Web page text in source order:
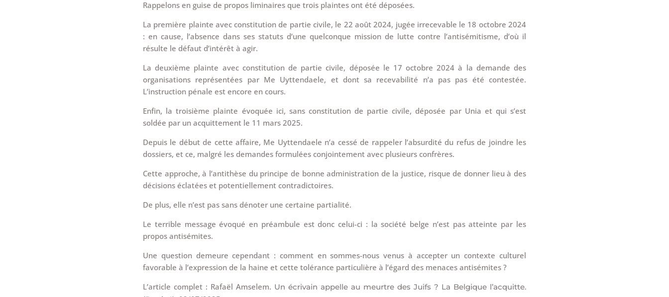
Rappelons en guise de propos liminaires que trois plaintes ont été déposées.
La première plainte avec constitution de partie civile, le 22 août 2024, jugée irrecevable le 18 octobre 2024
: en cause, l’absence dans ses statuts d’une quelconque mission de lutte contre l’antisémitisme, d’où il
résulte le défaut d’intérêt à agir.
La deuxième plainte avec constitution de partie civile, déposée le 17 octobre 2024 à la demande des
organisations représentées par Me Uyttendaele, et dont sa recevabilité n’a pas pas été contestée.
L’instruction pénale est encore en cours.
Enfin, la troisième plainte évoquée ici, sans constitution de partie civile, déposée par Unia et qui s’est
soldée par un acquittement le 11 mars 2025.
Depuis le début de cette affaire, Me Uyttendaele n’a cessé de rappeler l’absurdité du refus de joindre les
dossiers, et ce, malgré les demandes formulées conjointement avec plusieurs confrères.
Cette approche, à l’antithèse du principe de bonne administration de la justice, risque de donner lieu à des
décisions éclatées et potentiellement contradictoires.
De plus, elle n’est pas sans dénoter une certaine partialité.
Le terrible message évoqué en préambule est donc celui-ci : la société belge n’est pas atteinte par les
propos antisémites.
Une question demeure cependant : comment en sommes-nous venus à accepter un contexte culturel
favorable à l’expression de la haine et cette tolérance particulière à l’égard des menaces antisémites ?
L’article complet : Rafaël Amselem. Un écrivain appelle au meurtre des Juifs ? La Belgique l’acquitte.